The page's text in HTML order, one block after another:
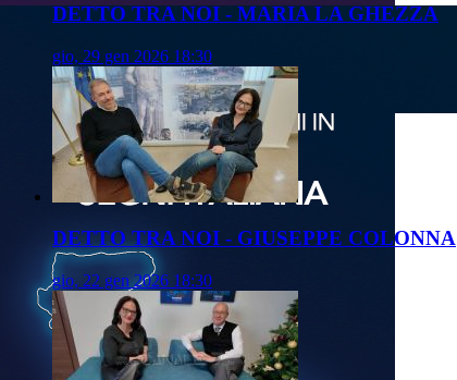
DETTO TRA NOI - MARIA LA GHEZZA
gio, 29 gen 2026 18:30
DETTO TRA NOI - GIUSEPPE COLONNA
gio, 22 gen 2026 18:30